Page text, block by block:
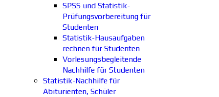
SPSS und Statistik-
Prüfungsvorbereitung für
Studenten
Statistik-Hausaufgaben
rechnen für Studenten
Vorlesungsbegleitende
Nachhilfe für Studenten
Statistik-Nachhilfe für
Abiturienten, Schüler